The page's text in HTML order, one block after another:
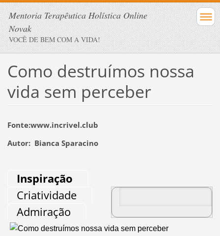
Mentoria Terapêutica Holística Online
Novak
VOCÊ DE BEM COM A VIDA!
Como destruímos nossa
vida sem perceber
Fonte:www.incrivel.club
Autor: Bianca Sparacino
Inspiração
Criatividade
Admiração